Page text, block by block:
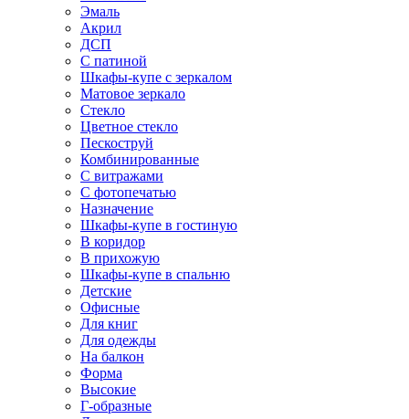
Эмаль
Акрил
ДСП
С патиной
Шкафы-купе с зеркалом
Матовое зеркало
Стекло
Цветное стекло
Пескоструй
Комбинированные
С витражами
С фотопечатью
Назначение
Шкафы-купе в гостиную
В коридор
В прихожую
Шкафы-купе в спальню
Детские
Офисные
Для книг
Для одежды
На балкон
Форма
Высокие
Г-образные